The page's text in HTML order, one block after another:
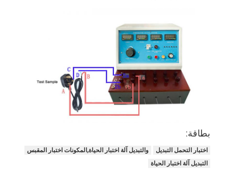
بطاقة:
اختبار التحمل التبديل
والتبديل آلة اختبار الحياة,المكونات اختبار المقبس
التبديل آلة اختبار الحياة